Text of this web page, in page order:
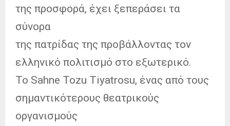
της προσφορά, έχει ξεπεράσει τα
σύνορα
της πατρίδας της προβάλλοντας τον
ελληνικό πολιτισμό στο εξωτερικό.
Το Sahne Tozu Tiyatrosu, ένας από τους
σημαντικότερους θεατρικούς
οργανισμούς